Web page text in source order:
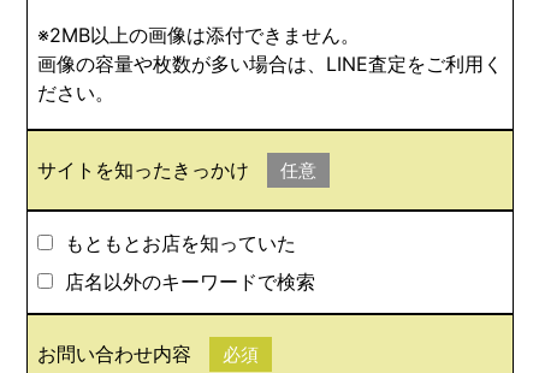
※2MB以上の画像は添付できません。
画像の容量や枚数が多い場合は、LINE査定をご利用く
ださい。
サイトを知ったきっかけ 任意
もともとお店を知っていた
店名以外のキーワードで検索
お問い合わせ内容 必須